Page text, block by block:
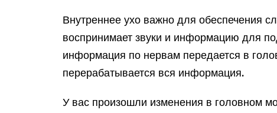
Внутреннее ухо важно для обеспечения
воспринимает звуки и информацию для
информация по нервам передается в
перерабатывается вся информация.
У вас произошли изменения в головном